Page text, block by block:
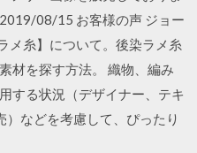
08/15 お客様の声 ジョー
メ糸】について。後染ラメ糸
材を探す方法。 織物、編み
する状況（デザイナー、テキ
）などを考慮して、ぴったり